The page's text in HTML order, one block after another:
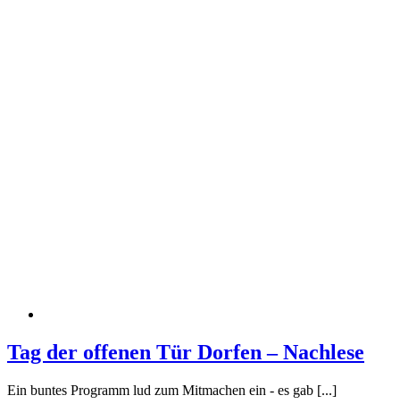
Tag der offenen Tür Dorfen – Nachlese
Ein buntes Programm lud zum Mitmachen ein - es gab [...]